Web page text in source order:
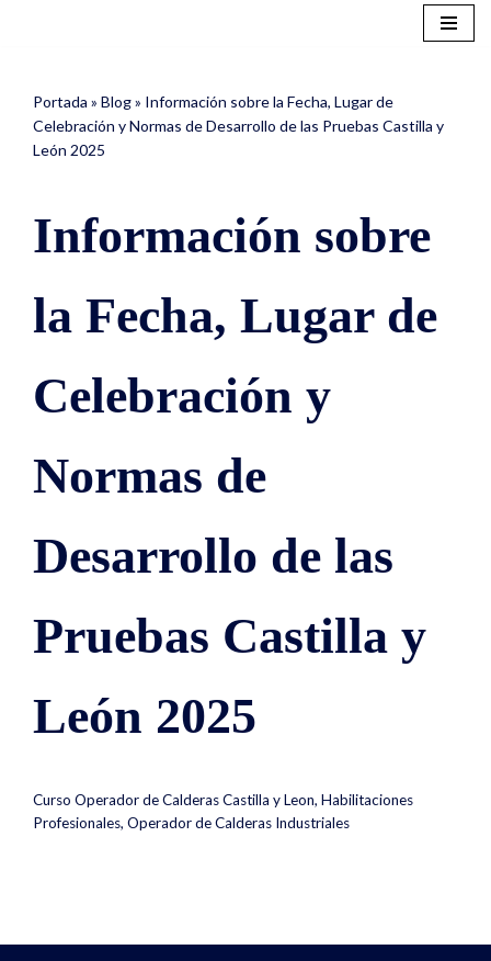
contenido
Portada » Blog» Información sobre la Fecha, Lugar de
Celebración y Normas de Desarrollo de las Pruebas Castilla y
León 2025
Información sobre
la Fecha, Lugar de
Celebración y
Normas de
Desarrollo de las
Pruebas Castilla y
León 2025
Curso Operador de Calderas Castilla y Leon, Habilitaciones
Profesionales, Operador de Calderas Industriales